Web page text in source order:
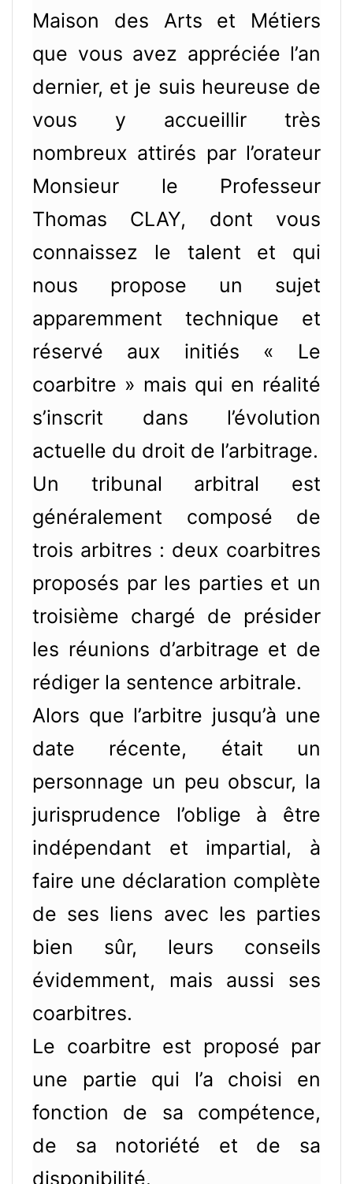
Maison des Arts et Métiers
que vous avez appréciée l’an
dernier, et je suis heureuse de
vous y accueillir très
nombreux attirés par l’orateur
Monsieur le Professeur
Thomas CLAY, dont vous
connaissez le talent et qui
nous propose un sujet
apparemment technique et
réservé aux initiés « Le
coarbitre » mais qui en réalité
s’inscrit dans l’évolution
actuelle du droit de l’arbitrage.
Un tribunal arbitral est
généralement composé de
trois arbitres : deux coarbitres
proposés par les parties et un
troisième chargé de présider
les réunions d’arbitrage et de
rédiger la sentence arbitrale.
Alors que l’arbitre jusqu’à une
date récente, était un
personnage un peu obscur, la
jurisprudence l’oblige à être
indépendant et impartial, à
faire une déclaration complète
de ses liens avec les parties
bien sûr, leurs conseils
évidemment, mais aussi ses
coarbitres.
Le coarbitre est proposé par
une partie qui l’a choisi en
fonction de sa compétence,
de sa notoriété et de sa
disponibilité.